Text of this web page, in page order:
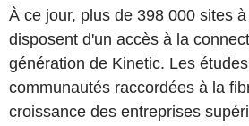
À ce jour, plus de 398 000 sites
disposent d'un accès à la
génération de Kinetic. Les
communautés raccordées à la
croissance des entreprises